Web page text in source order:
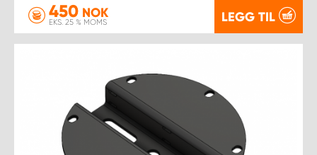
450 NOK
EKS. 25 % MOMS LEGG TIL